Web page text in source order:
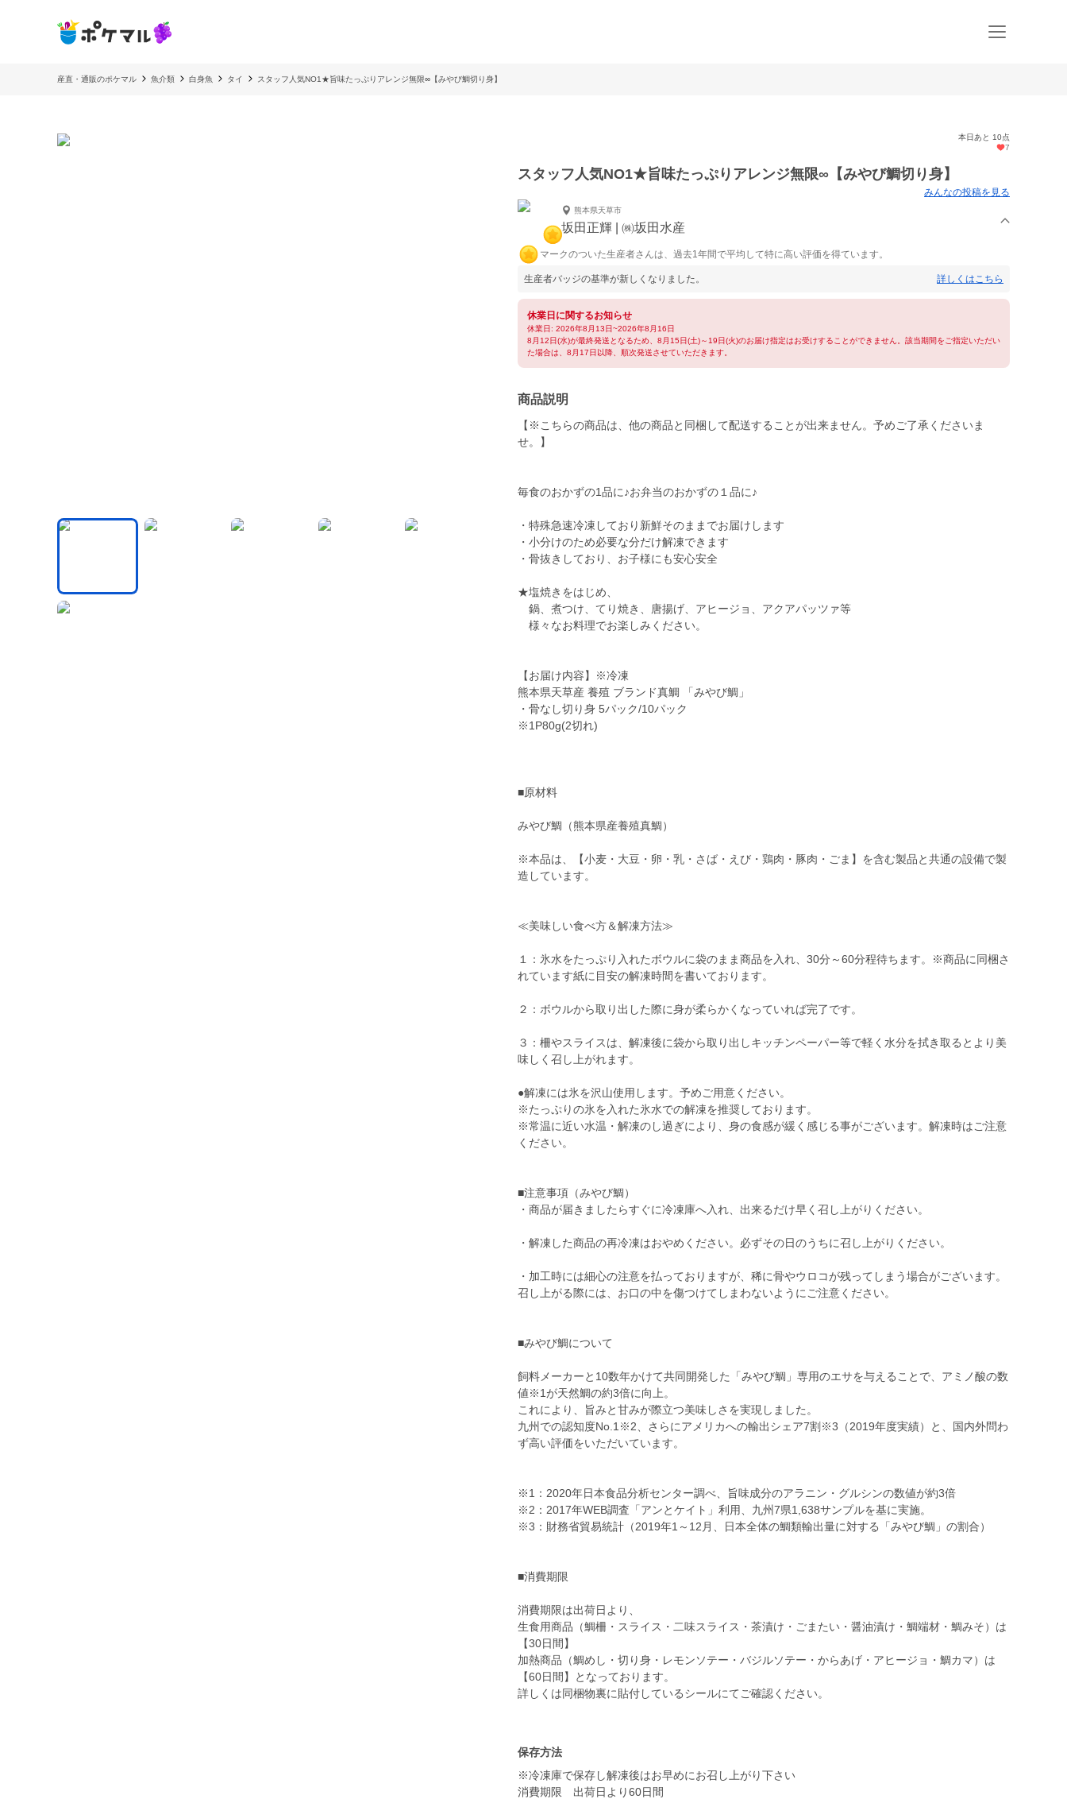
産直・通販のポケマル 魚介類 白身魚 タイ スタッフ人気NO1★旨味たっぷりアレンジ無限∞【みやび鯛切り身】
本日あと 10点
7
スタッフ人気NO1★旨味たっぷりアレンジ無限∞【みやび鯛切り身】
みんなの投稿を見る
熊本県天草市
坂田正輝 | ㈱坂田水産
マークのついた生産者さんは、過去1年間で平均して特に高い評価を得ています。
生産者バッジの基準が新しくなりました。 詳しくはこちら
休業日に関するお知らせ
休業日: 2026年8月13日~2026年8月16日
8月12日(水)が最終発送となるため、8月15日(土)～19日(火)のお届け指定はお受けすることができません。該当期間をご指定いただい
た場合は、8月17日以降、順次発送させていただきます。
商品説明
【※こちらの商品は、他の商品と同梱して配送することが出来ません。予めご了承くださいま
せ。】
毎食のおかずの1品に♪お弁当のおかずの１品に♪
・特殊急速冷凍しており新鮮そのままでお届けします
・小分けのため必要な分だけ解凍できます
・骨抜きしており、お子様にも安心安全
★塩焼きをはじめ、
鍋、煮つけ、てり焼き、唐揚げ、アヒージョ、アクアパッツァ等
様々なお料理でお楽しみください。
【お届け内容】※冷凍
熊本県天草産 養殖 ブランド真鯛 「みやび鯛」
・骨なし切り身 5パック/10パック
※1P80g(2切れ)
■原材料
みやび鯛（熊本県産養殖真鯛）
※本品は、【小麦・大豆・卵・乳・さば・えび・鶏肉・豚肉・ごま】を含む製品と共通の設備で製
造しています。
≪美味しい食べ方＆解凍方法≫
１：氷水をたっぷり入れたボウルに袋のまま商品を入れ、30分～60分程待ちます。※商品に同梱さ
れています紙に目安の解凍時間を書いております。
２：ボウルから取り出した際に身が柔らかくなっていれば完了です。
３：柵やスライスは、解凍後に袋から取り出しキッチンペーパー等で軽く水分を拭き取るとより美
味しく召し上がれます。
●解凍には氷を沢山使用します。予めご用意ください。
※たっぷりの氷を入れた氷水での解凍を推奨しております。
※常温に近い水温・解凍のし過ぎにより、身の食感が緩く感じる事がございます。解凍時はご注意
ください。
■注意事項（みやび鯛）
・商品が届きましたらすぐに冷凍庫へ入れ、出来るだけ早く召し上がりください。
・解凍した商品の再冷凍はおやめください。必ずその日のうちに召し上がりください。
・加工時には細心の注意を払っておりますが、稀に骨やウロコが残ってしまう場合がございます。
召し上がる際には、お口の中を傷つけてしまわないようにご注意ください。
■みやび鯛について
飼料メーカーと10数年かけて共同開発した「みやび鯛」専用のエサを与えることで、アミノ酸の数
値※1が天然鯛の約3倍に向上。
これにより、旨みと甘みが際立つ美味しさを実現しました。
九州での認知度No.1※2、さらにアメリカへの輸出シェア7割※3（2019年度実績）と、国内外問わ
ず高い評価をいただいています。
※1：2020年日本食品分析センター調べ、旨味成分のアラニン・グルシンの数値が約3倍
※2：2017年WEB調査「アンとケイト」利用、九州7県1,638サンプルを基に実施。
※3：財務省貿易統計（2019年1～12月、日本全体の鯛類輸出量に対する「みやび鯛」の割合）
■消費期限
消費期限は出荷日より、
生食用商品（鯛柵・スライス・二味スライス・茶漬け・ごまたい・醤油漬け・鯛端材・鯛みそ）は
【30日間】
加熱商品（鯛めし・切り身・レモンソテー・バジルソテー・からあげ・アヒージョ・鯛カマ）は
【60日間】となっております。
詳しくは同梱物裏に貼付しているシールにてご確認ください。
保存方法
※冷凍庫で保存し解凍後はお早めにお召し上がり下さい
消費期限 出荷日より60日間